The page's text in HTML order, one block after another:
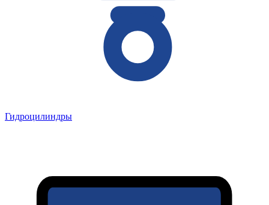
Гидроцилиндры